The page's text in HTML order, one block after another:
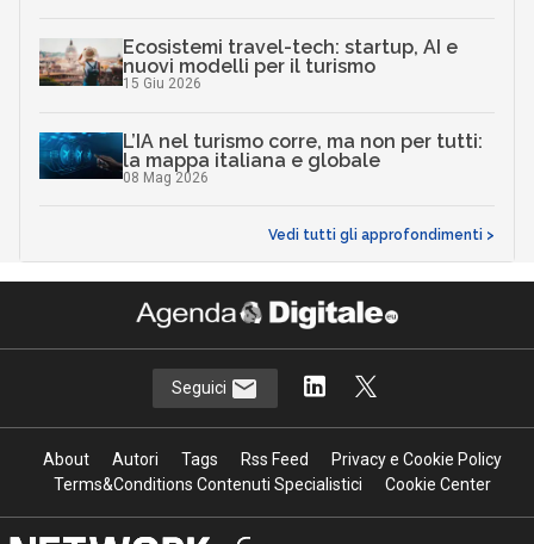
Ecosistemi travel-tech: startup, AI e
nuovi modelli per il turismo
15 Giu 2026
L’IA nel turismo corre, ma non per tutti:
la mappa italiana e globale
08 Mag 2026
Vedi tutti gli approfondimenti >
Seguici
About Autori Tags Rss Feed
Privacy e Cookie Policy
Terms&Conditions Contenuti Specialistici
Cookie Center